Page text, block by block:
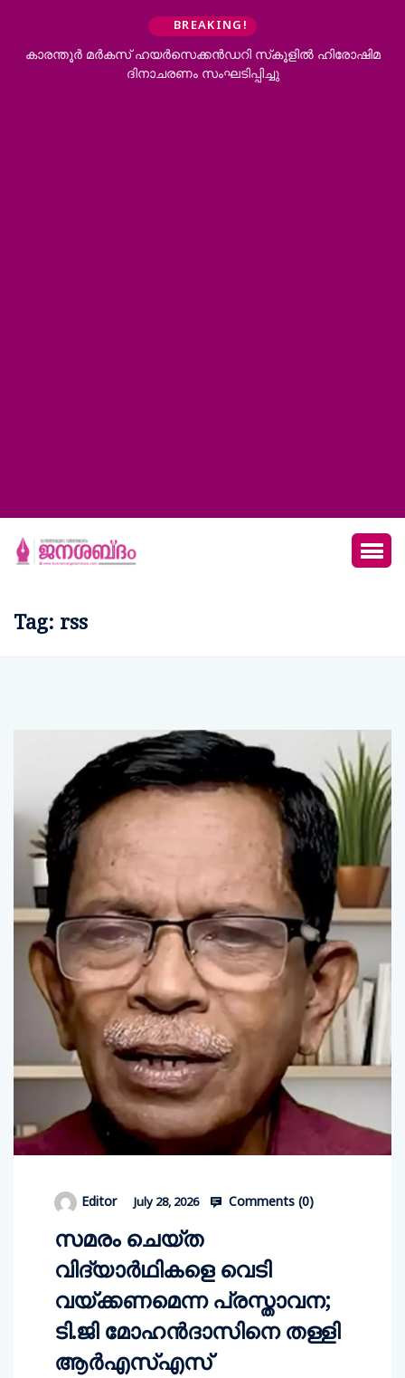
BREAKING!
കാരന്തൂര്‍ മര്‍കസ് ഹയര്‍സെക്കന്‍ഡറി സ്‌കൂളില്‍ ഹിരോഷിമ
ദിനാചരണം സംഘടിപ്പിച്ചു
Tag: rss
Editor July 28, 2026 Comments (0)
സമരം ചെയ്ത
വിദ്യാര്‍ഥികളെ വെടി
വയ്ക്കണമെന്ന പ്രസ്താവന;
ടി.ജി മോഹന്‍ദാസിനെ തള്ളി
ആര്‍എസ്എസ്